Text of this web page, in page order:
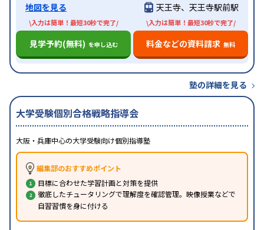
地図を見る 天王寺、天王寺駅前駅
\入力は簡単！最短30秒で完了/
見学予約(無料) を申し込む
\入力は簡単！最短30秒で完了/
料金などの資料請求 無料
塾の詳細を見る
大学受験個別合格戦略指導会
大阪・兵庫中心の大学受験向け個別指導塾
編集部のおすすめポイント
目標に合わせた学習計画と対策を提供
徹底したチュータリングで理解度を確認管理。映像授業などで
自習習慣を身に付ける